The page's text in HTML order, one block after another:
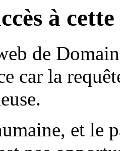
à
de
car la
et le